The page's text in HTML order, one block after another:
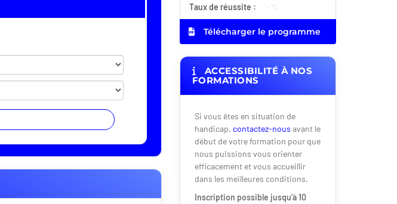
Taux de réussite : - %
Télécharger le programme
ACCESSIBILITÉ À NOS
FORMATIONS
Si vous êtes en situation de
handicap, contactez-nous avant le
début de votre formation pour que
nous puissions vous orienter
efficacement et vous accueillir
dans les meilleures conditions.
Inscription possible jusqu'à 10